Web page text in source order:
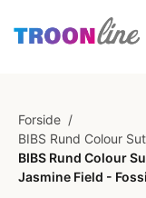
Forside /
BIBS Rund Colour
BIBS Rund Colour
Jasmine Field -